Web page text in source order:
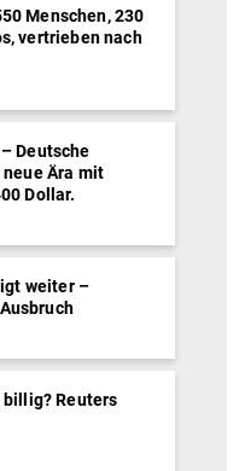
Menschen, 230
vertrieben nach
Deutsche
Ära mit
Dollar.
weiter –
billig? Reuters